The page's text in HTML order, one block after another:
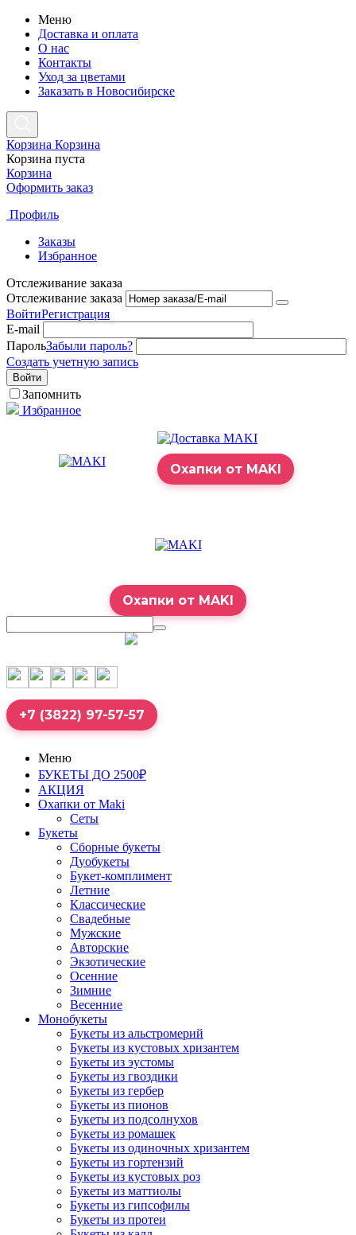
Меню
Доставка и оплата
О нас
Контакты
Уход за цветами
Заказать в Новосибирске
Корзина Корзина
Корзина пуста
Корзина
Оформить заказ
Профиль
Заказы
Избранное
Отслеживание заказа
Отслеживание заказа
ВойтиРегистрация
E-mail
ПарольЗабыли пароль?
Создать учетную запись
Войти
Запомнить
Избранное
Охапки от MAKI
Охапки от MAKI
+7 (3822) 97-57-57
Меню
БУКЕТЫ ДО 2500₽
АКЦИЯ
Охапки от Maki
Сеты
Букеты
Сборные букеты
Дуобукеты
Букет-комплимент
Летние
Классические
Свадебные
Мужские
Авторские
Экзотические
Осенние
Зимние
Весенние
Монобукеты
Букеты из альстромерий
Букеты из кустовых хризантем
Букеты из эустомы
Букеты из гвоздики
Букеты из гербер
Букеты из пионов
Букеты из подсолнухов
Букеты из ромашек
Букеты из одиночных хризантем
Букеты из гортензий
Букеты из кустовых роз
Букеты из маттиолы
Букеты из гипсофилы
Букеты из протеи